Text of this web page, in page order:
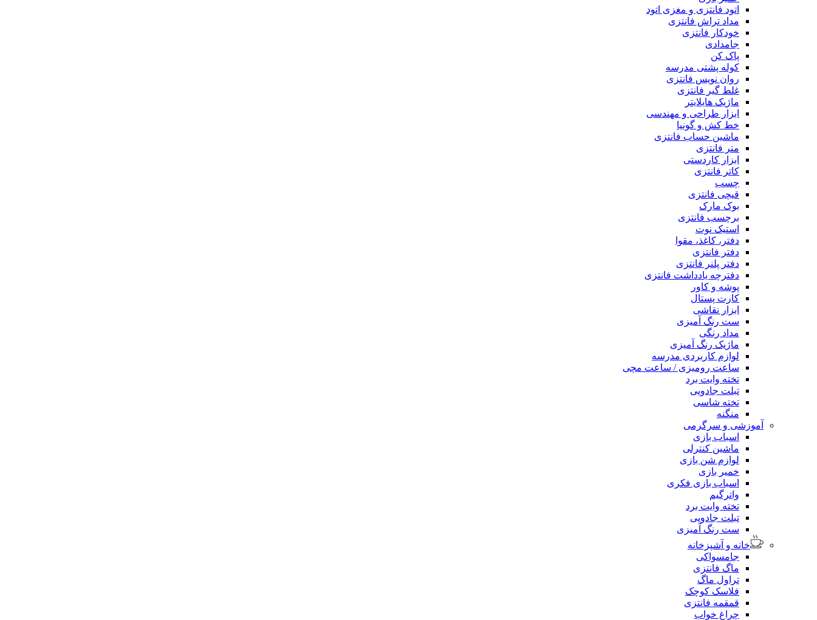
اتود فانتزی و مغزی اتود
مداد تراش فانتزی
خودکار فانتزی
جامدادی
پاک کن
کوله پشتی مدرسه
روان نویس فانتزی
غلط گیر فانتزی
ماژیک هایلایتر
ابزار طراحی و مهندسی
خط کش و گونیا
ماشین حساب فانتزی
متر فانتزی
ابزار کاردستی
کاتر فانتزی
چسب
قیچی فانتزی
بوک مارک
برچسب فانتزی
استیک نوت
دفتر، کاغذ، مقوا
دفتر فانتزی
دفتر پلنر فانتزی
دفترچه یادداشت فانتزی
پوشه و کاور
کارت پستال
ابزار نقاشی
ست رنگ آمیزی
مداد رنگی
ماژیک رنگ آمیزی
لوازم کاربردی مدرسه
ساعت رومیزی / ساعت مچی
تخته وایت برد
تبلت جادویی
تخته شاسی
منگنه
آموزشی و سرگرمی
اسباب بازی
ماشین کنترلی
لوازم شن بازی
خمیر بازی
اسباب بازی فکری
واترگیم
تخته وایت برد
تبلت جادویی
ست رنگ آمیزی
خانه و آشپزخانه
جامسواکی
ماگ فانتزی
تراول ماگ
فلاسک کوچک
قمقمه فانتزی
چراغ خواب